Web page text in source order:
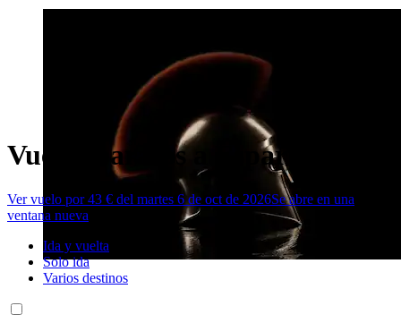
Vuelos baratos a Esparta
Ver vuelo por 43 € del martes 6 de oct de 2026Se abre en una
ventana nueva
Ida y vuelta
Solo ida
Varios destinos